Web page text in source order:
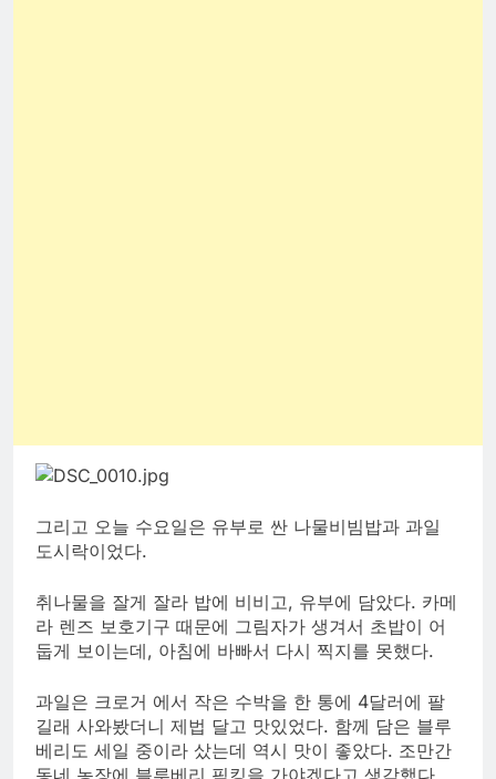
그리고 오늘 수요일은 유부로 싼 나물비빔밥과 과일
도시락이었다.
취나물을 잘게 잘라 밥에 비비고, 유부에 담았다. 카메
라 렌즈 보호기구 때문에 그림자가 생겨서 초밥이 어
둡게 보이는데, 아침에 바빠서 다시 찍지를 못했다.
과일은 크로거 에서 작은 수박을 한 통에 4달러에 팔
길래 사와봤더니 제법 달고 맛있었다. 함께 담은 블루
베리도 세일 중이라 샀는데 역시 맛이 좋았다. 조만간
동네 농장에 블루베리 픽킹을 가야겠다고 생각했다.